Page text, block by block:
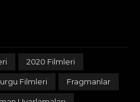
2020 Filmleri
Filmleri Fragmanlar